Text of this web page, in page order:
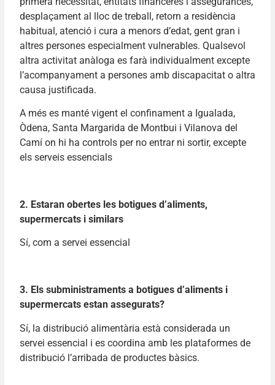
desplaçament al lloc de treball, retorn a residència
habitual, atenció i cura a menors d’edat, gent gran i
altres persones especialment vulnerables. Qualsevol
altra activitat anàloga es farà individualment excepte
l’acompanyament a persones amb discapacitat o altra
causa justificada.
A més es manté vigent el confinament a Igualada,
Òdena, Santa Margarida de Montbui i Vilanova del
Camí on hi ha controls per no entrar ni sortir, excepte
els serveis essencials
2. Estaran obertes les botigues d’aliments,
supermercats i similars
Sí, com a servei essencial
3. Els subministraments a botigues d’aliments i
supermercats estan assegurats?
Sí, la distribució alimentària està considerada un
servei essencial i es coordina amb les plataformes de
distribució l’arribada de productes bàsics.